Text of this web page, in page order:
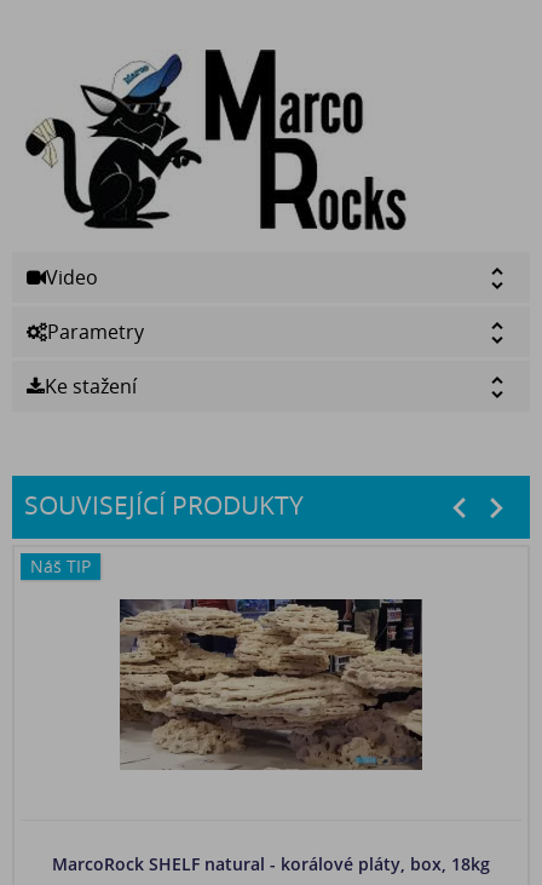
Video
Parametry
Ke stažení
SOUVISEJÍCÍ PRODUKTY
Náš TIP
MarcoRock SHELF natural - korálové pláty, box, 18kg
prev